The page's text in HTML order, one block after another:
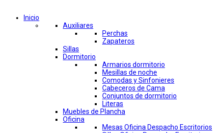
Inicio
Auxiliares
Perchas
Zapateros
Sillas
Dormitorio
Armarios dormitorio
Mesillas de noche
Comodas y Sinfonieres
Cabeceros de Cama
Conjuntos de dormitorio
Literas
Muebles de Plancha
Oficina
Mesas Oficina Despacho Escritorios